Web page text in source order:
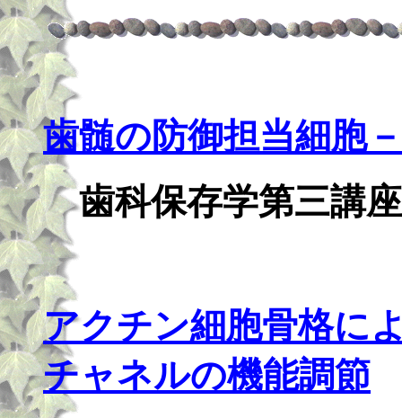
歯髄の防御担当細胞
歯科保存学第三
アクチン細胞骨格に
チャネルの機能調節